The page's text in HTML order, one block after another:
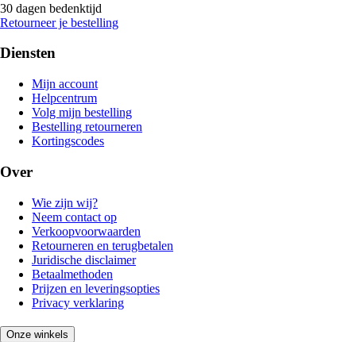
30 dagen bedenktijd
Retourneer je bestelling
Diensten
Mijn account
Helpcentrum
Volg mijn bestelling
Bestelling retourneren
Kortingscodes
Over
Wie zijn wij?
Neem contact op
Verkoopvoorwaarden
Retourneren en terugbetalen
Juridische disclaimer
Betaalmethoden
Prijzen en leveringsopties
Privacy verklaring
Onze winkels